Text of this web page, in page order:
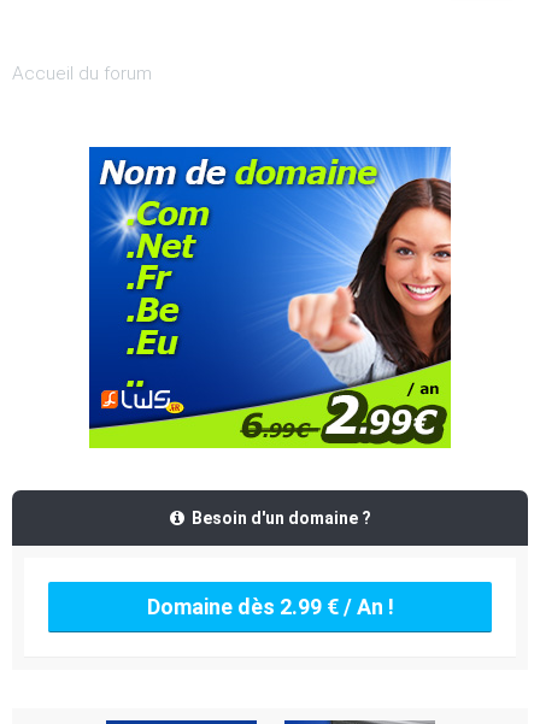
Accueil du forum
Besoin d'un domaine ?
Domaine dès 2.99 € / An !